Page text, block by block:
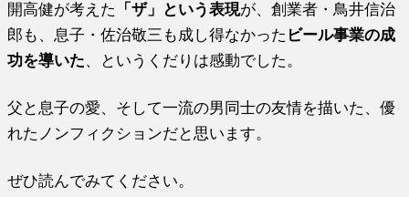
開高健が考えた 「ザ」という表現が、創業者・鳥井信治
郎も、息子・佐治敬三も成し得なかった ビール事業の成
功を導いた、というくだりは感動でした。
父と息子の愛、そして一流の男同士の友情を描いた、優
れたノンフィクションだと思います。
ぜひ読んでみてください。